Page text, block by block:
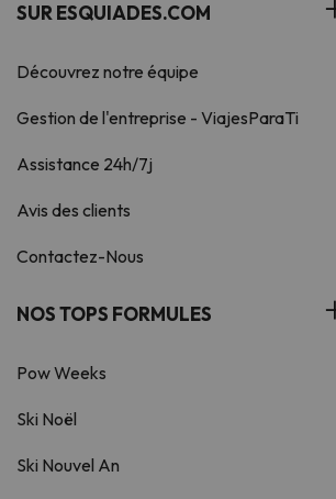
SUR ESQUIADES.COM
Découvrez notre équipe
Gestion de l'entreprise - ViajesParaTi
Assistance 24h/7j
Avis des clients
Contactez-Nous
NOS TOPS FORMULES
Pow Weeks
Ski Noël
Ski Nouvel An